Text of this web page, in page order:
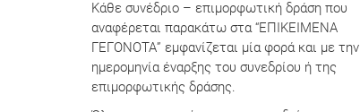
Κάθε συνέδριο – επιμορφωτική δράση που
αναφέρεται παρακάτω στα “ΕΠΙΚΕΙΜΕΝΑ
ΓΕΓΟΝΟΤΑ” εμφανίζεται μία φορά και με την
ημερομηνία έναρξης του συνεδρίου ή της
επιμορφωτικής δράσης.